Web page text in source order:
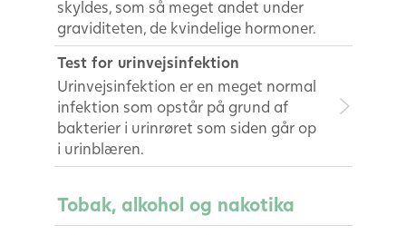
skyldes, som så meget andet under
graviditeten, de kvindelige hormoner.
Test for urinvejsinfektion
Urinvejsinfektion er en meget normal
infektion som opstår på grund af
bakterier i urinrøret som siden går op
i urinblæren.
Tobak, alkohol og nakotika